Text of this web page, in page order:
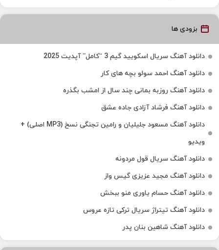
بزودی ها
دانلود آهنگ سریال اسکویید گیم 3 “کامل” آپدیت 2025
دانلود آهنگ احمد سولو بچه های کار
دانلود آهنگ روزبه بمانی چند سال از امشب بگذره
دانلود آهنگ فرشاد آزادی جاده عشق
دانلود آهنگ مسعود جلیلیان و رامین تجنگی نسخ (MP3 اصلی) +
ویدیو
دانلود آهنگ سریال قول مردونه
دانلود آهنگ مجید عزیزی گیس واز
دانلود آهنگ حسام یاوری منو ببخش
دانلود آهنگ تیتراژ سریال ترکی تازه عروس
دانلود آهنگ شاهین بنان پدر